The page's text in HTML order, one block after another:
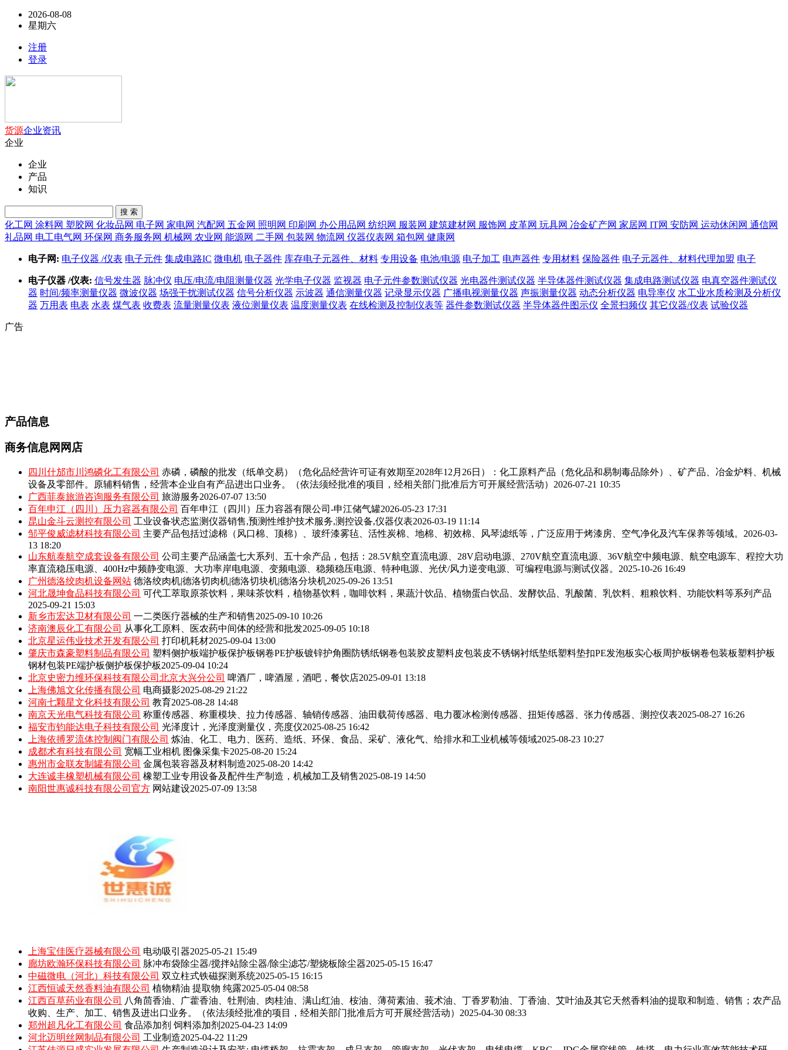
2026-08-08
星期六
注册
登录
货源企业资讯
企业
企业
产品
知识
搜 索
化工网 涂料网 塑胶网 化妆品网 电子网 家电网 汽配网 五金网 照明网 印刷网 办公用品网 纺织网 服装网 建筑建材网 服饰网 皮革网 玩具网 冶金矿产网 家居网 IT网 安防网 运动休闲网 通信网
礼品网 电工电气网 环保网 商务服务网 机械网 农业网 能源网 二手网 包装网 物流网 仪器仪表网 箱包网 健康网
电子网: 电子仪器 /仪表 电子元件 集成电路IC 微电机 电子器件 库存电子元器件、材料 专用设备 电池/电源 电子加工 电声器件 专用材料 保险器件 电子元器件、材料代理加盟 电子
电子仪器 /仪表: 信号发生器 脉冲仪 电压/电流/电阻测量仪器 光学电子仪器 监视器 电子元件参数测试仪器 光电器件测试仪器 半导体器件测试仪器 集成电路测试仪器 电真空器件测试仪
器 时间/频率测量仪器 微波仪器 场强干扰测试仪器 信号分析仪器 示波器 通信测量仪器 记录显示仪器 广播电视测量仪器 声振测量仪器 动态分析仪器 电导率仪 水工业水质检测及分析仪
器 万用表 电表 水表 煤气表 收费表 流量测量仪表 液位测量仪表 温度测量仪表 在线检测及控制仪表等 器件参数测试仪器 半导体器件图示仪 全景扫频仪 其它仪器/仪表 试验仪器
广告
产品信息
商务信息网网店
四川什邡市川鸿磷化工有限公司 赤磷，磷酸的批发（纸单交易）（危化品经营许可证有效期至2028年12月26日）：化工原料产品（危化品和易制毒品除外）、矿产品、冶金炉料、机械
设备及零部件。原辅料销售，经营本企业自有产品进出口业务。（依法须经批准的项目，经相关部门批准后方可开展经营活动） 2026-07-21 10:35
广西菲泰旅游咨询服务有限公司 旅游服务2026-07-07 13:50
百年申江（四川）压力容器有限公司 百年申江（四川）压力容器有限公司-申江储气罐2026-05-23 17:31
昆山金斗云测控有限公司 工业设备状态监测仪器销售,预测性维护技术服务,测控设备,仪器仪表2026-03-19 11:14
邹平俊威滤材科技有限公司 主要产品包括‌过滤棉（风口棉、顶棉）、玻纤漆雾毡、活性炭棉、地棉、初效棉、风琴滤纸‌等，广泛应用于烤漆房、空气净化及汽车保养等领域。‌‌ 2026-03-
13 18:20
山东航泰航空成套设备有限公司 公司主要产品涵盖七大系列、五十余产品，包括：28.5V航空直流电源、28V启动电源、270V航空直流电源、36V航空中频电源、航空电源车、程控大功
率直流稳压电源、400Hz中频静变电源、大功率岸电电源、变频电源、稳频稳压电源、特种电源、光伏/风力逆变电源、可编程电源与测试仪器。 2025-10-26 16:49
广州德洛绞肉机设备网站 德洛绞肉机|德洛切肉机|德洛切块机|德洛分块机2025-09-26 13:51
河北晟坤食品科技有限公司 可代工萃取原茶饮料，果味茶饮料，植物基饮料，咖啡饮料，果蔬汁饮品、植物蛋白饮品、发酵饮品、乳酸菌、乳饮料、粗粮饮料、功能饮料等系列产品
2025-09-21 15:03
新乡市宏达卫材有限公司 一二类医疗器械的生产和销售2025-09-10 10:26
济南澳辰化工有限公司 从事化工原料、医农药中间体的经营和批发2025-09-05 10:18
北京星运伟业技术开发有限公司 打印机耗材2025-09-04 13:00
肇庆市森豪塑料制品有限公司 塑料侧护板端护板保护板钢卷PE护板镀锌护角圈防锈纸钢卷包装胶皮塑料皮包装皮不锈钢衬纸垫纸塑料垫扣PE发泡板实心板周护板钢卷包装板塑料护板
钢材包装PE端护板侧护板保护板2025-09-04 10:24
北京史密力维环保科技有限公司北京大兴分公司 啤酒厂，啤酒屋，酒吧，餐饮店2025-09-01 13:18
上海佛旭文化传播有限公司 电商摄影2025-08-29 21:22
河南七颗星文化科技有限公司 教育2025-08-28 14:48
南京天光电气科技有限公司 称重传感器、称重模块、拉力传感器、轴销传感器、油田载荷传感器、电力覆冰检测传感器、扭矩传感器、张力传感器、测控仪表2025-08-27 16:26
福安市钧能达电子科技有限公司 光泽度计，光泽度测量仪，亮度仪2025-08-25 16:42
上海依搏罗流体控制阀门有限公司 炼油、化工、电力、医药、造纸、环保、食品、采矿、液化气、给排水和工业机械等领域2025-08-23 10:27
成都术有科技有限公司 宽幅工业相机 图像采集卡2025-08-20 15:24
惠州市金联友制罐有限公司 金属包装容器及材料制造2025-08-20 14:42
大连诚丰橡塑机械有限公司 橡塑工业专用设备及配件生产制造，机械加工及销售2025-08-19 14:50
南阳世惠诚科技有限公司官方 网站建设2025-07-09 13:58
上海宝佳医疗器械有限公司 电动吸引器2025-05-21 15:49
廊坊欧瀚环保科技有限公司 脉冲布袋除尘器/搅拌站除尘器/除尘滤芯/塑烧板除尘器2025-05-15 16:47
中磁微电（河北）科技有限公司 双立柱式铁磁探测系统2025-05-15 16:15
江西恒诚天然香料油有限公司 植物精油 提取物 纯露2025-05-04 08:58
江西百草药业有限公司
八角茴香油、广藿香油、牡荆油、肉桂油、满山红油、桉油、薄荷素油、莪术油、丁香罗勒油、丁香油、艾叶油及其它天然香料油的提取和制造、销售；农产品
收购、生产、加工、销售及进出口业务。（依法须经批准的项目，经相关部门批准后方可开展经营活动） 2025-04-30 08:33
郑州超凡化工有限公司 食品添加剂 饲料添加剂 2025-04-23 14:09
河北迈明丝网制品有限公司 工业制造2025-04-22 11:29